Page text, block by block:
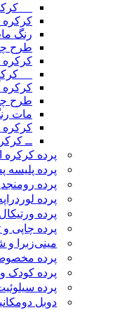
__ کرکره
کرکره
رنگ مات
طرح چوبی
کرکره
__ کرکره
کرکره
طرح چوب
مات رنگ
کرکره
ــ
پرده کرکره
پرده
پرده رومن
پرده
پرده
پرده چاپی
مینی‌زبرا و
پرده
پرده کودک
پرده
دوبل